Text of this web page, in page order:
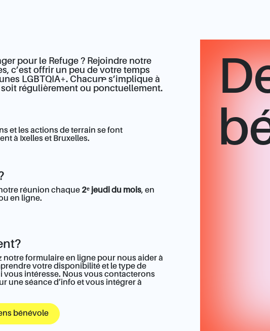
pour le Refuge ? Rejoindre notre
c’est offrir un peu de votre temps
LGBTQIA+. Chacun·e s’implique à
régulièrement ou ponctuellement.
et les actions de terrain se font
à Ixelles et Bruxelles.
réunion chaque 2ᵉ jeudi du mois, en
en ligne.
notre formulaire en ligne pour nous aider à
votre disponibilité et le type de
vous intéresse. Nous vous contacterons
une séance d’info et vous intégrer à
bénévole